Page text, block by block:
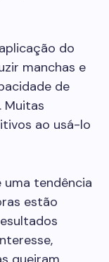
do
manchas e
de
Muitas
ao usá-lo
uma tendência
estão